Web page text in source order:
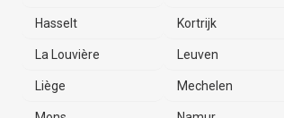
Hasselt Kortrijk
La Louvière Leuven
Liège Mechelen